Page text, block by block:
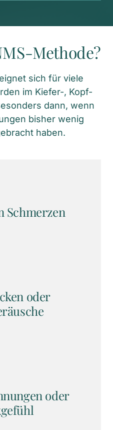
Methode?
sich für viele
im Kiefer-, Kopf-
dann, wenn
bisher wenig
haben.
Schmerzen
oder
oder